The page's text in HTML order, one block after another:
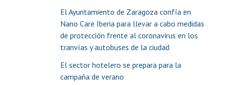
El Ayuntamiento de Zaragoza confía en
Nano Care Iberia para llevar a cabo medidas
de protección frente al coronavirus en los
tranvías y autobuses de la ciudad
El sector hotelero se prepara para la
campaña de verano